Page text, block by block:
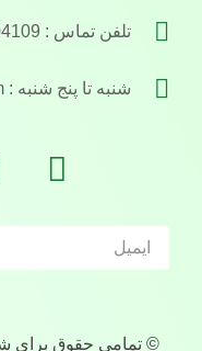
تلفن تماس : 09128204109
شنبه تا پنج شنبه : 8:10am – 5:00pm
© تمامی حقوق برای